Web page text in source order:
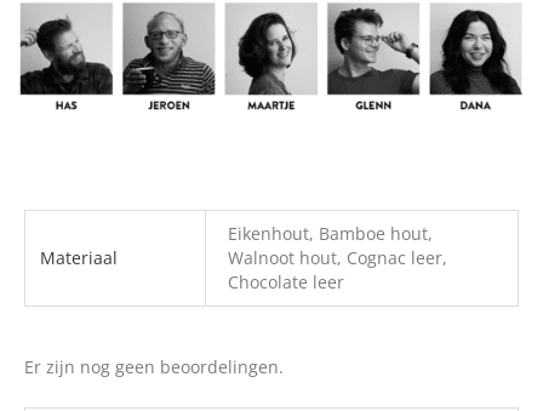
Materiaal
Eikenhout, Bamboe hout,
Walnoot hout, Cognac leer,
Chocolate leer
Er zijn nog geen beoordelingen.